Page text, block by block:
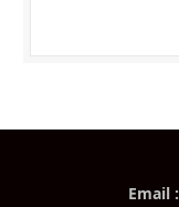
Email :